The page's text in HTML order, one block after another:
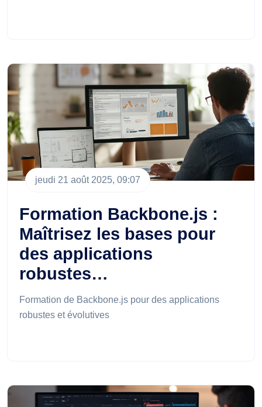
jeudi 21 août 2025, 09:07
Formation Backbone.js :
Maîtrisez les bases pour
des applications
robustes…
Formation de Backbone.js pour des applications
robustes et évolutives